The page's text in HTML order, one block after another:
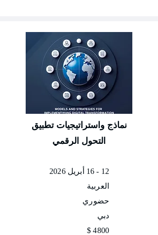
نماذج واستراتيجيات تطبيق
التحول الرقمي
12 - 16 أبريل 2026
العربية
حضوري
دبي
4800 $